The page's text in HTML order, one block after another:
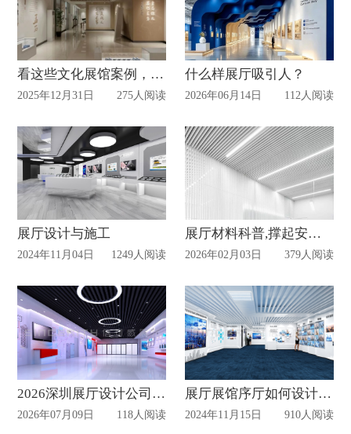
看这些文化展馆案例，如何让文化 “活” 起来
2025年12月31日 275人阅读
什么样展厅吸引人？
2026年06月14日 112人阅读
展厅设计与施工
2024年11月04日 1249人阅读
展厅材料科普,撑起安全与质感的“隐形基石”
2026年02月03日 379人阅读
2026深圳展厅设计公司选择指南｜中高端品牌横测：谁才是真正“口碑之王”
2026年07月09日 118人阅读
展厅展馆序厅如何设计的出彩
2024年11月15日 910人阅读